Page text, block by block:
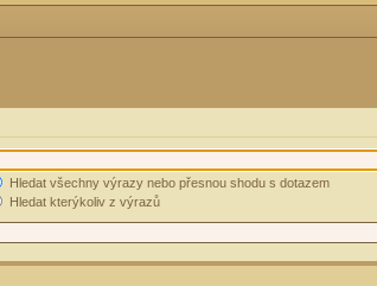
Hledat všechny výrazy nebo přesnou shodu s dotazem
Hledat kterýkoliv z výrazů